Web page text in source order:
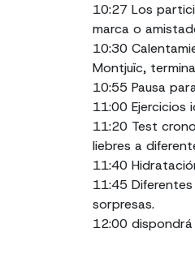
10:27 Los
marca o
10:30
Montjuïc,
10:55 Pausa
11:00 Ejercicios
11:20 Test
liebres a
11:40
11:45
sorpresas.
12:00